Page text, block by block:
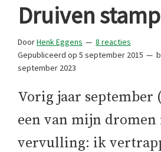
Portal
Portugalliefhebbers
en
-
fanaten
Druiven
DoorHenk Eggens
8 reacties
Gepubliceerd op 5 september 2015
september 2023
Vorig jaar september
een van mijn dromen
vervulling: ik